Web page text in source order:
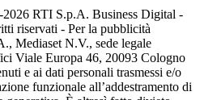
2026 RTI S.p.A. Business Digital -
riservati - Per la pubblicità
Mediaset N.V., sede legale
Viale Europa 46, 20093 Cologno
e ai dati personali trasmessi e/o
funzionale all’addestramento di